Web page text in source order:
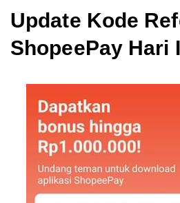
Update Kode
ShopeePay Hari